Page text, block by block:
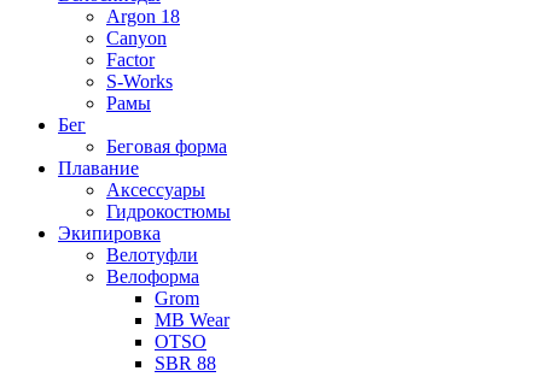
Argon 18
Canyon
Factor
S-Works
Рамы
Бег
Беговая форма
Плавание
Аксессуары
Гидрокостюмы
Экипировка
Велотуфли
Велоформа
Grom
MB Wear
OTSO
SBR 88